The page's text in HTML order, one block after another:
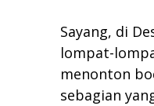
Sayang, di
lompat-
menonton
sebagian